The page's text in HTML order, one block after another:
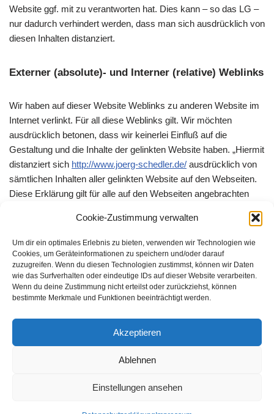
Cookie-Zustimmung verwalten
Um dir ein optimales Erlebnis zu bieten, verwenden wir Technologien wie
Cookies, um Geräteinformationen zu speichern und/oder darauf
zuzugreifen. Wenn du diesen Technologien zustimmst, können wir Daten
wie das Surfverhalten oder eindeutige IDs auf dieser Website verarbeiten.
Wenn du deine Zustimmung nicht erteilst oder zurückziehst, können
bestimmte Merkmale und Funktionen beeinträchtigt werden.
Akzeptieren
Ablehnen
Einstellungen ansehen
Website ggf. mit zu verantworten hat. Dies kann – so das LG –
nur dadurch verhindert werden, dass man sich ausdrücklich von
diesen Inhalten distanziert.
Externer (absolute)- und Interner (relative) Weblinks
Wir haben auf dieser Website Weblinks zu anderen Website im
Internet verlinkt. Für all diese Weblinks gilt. Wir möchten
ausdrücklich betonen, dass wir keinerlei Einfluß auf die
Gestaltung und die Inhalte der gelinkten Website haben. „Hiermit
distanziert sich http://www.joerg-schedler.de/ ausdrücklich von
sämtlichen Inhalten aller gelinkten Website auf den Webseiten.
Diese Erklärung gilt für alle auf den Webseiten angebrachten
Bemerkung:
Externer Link [neues Fenster]werden in einem separaten
Webbrowser-Fenster geöffnet und verweisen auf eine neue
Webseite im Internet.
Interner Linkwerden im eigenen Webbrowser-Fenster geöffnet
und verweisen auf eine neue Webseite.